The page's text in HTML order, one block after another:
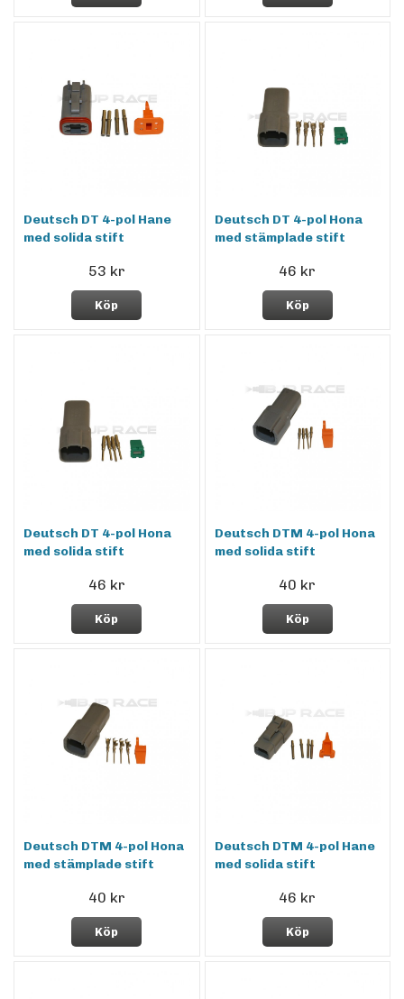
Deutsch DT 4-pol Hane
med solida stift
53 kr
Köp
Deutsch DT 4-pol Hona
med stämplade stift
46 kr
Köp
Deutsch DT 4-pol Hona
med solida stift
46 kr
Köp
Deutsch DTM 4-pol Hona
med solida stift
40 kr
Köp
Deutsch DTM 4-pol Hona
med stämplade stift
40 kr
Köp
Deutsch DTM 4-pol Hane
med solida stift
46 kr
Köp